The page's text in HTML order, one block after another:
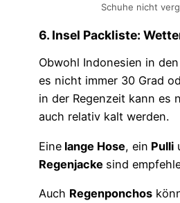
Schuhe nicht
6. Insel Packliste:
Obwohl Indonesien in
es nicht immer 30 Grad
in der Regenzeit kann es
auch relativ kalt werden.
Eine lange Hose, ein Pulli
Regenjacke sind
Auch Regenponchos